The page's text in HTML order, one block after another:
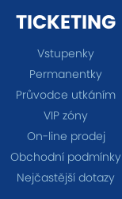
TICKETING
Vstupenky
Permanentky
Průvodce utkáním
VIP zóny
On-line prodej
Obchodní podmínky
Nejčastější dotazy